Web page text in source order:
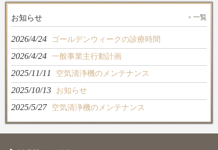
お知らせ 一覧
2026/4/24 ゴールデンウィークの診療時間
2026/4/24 一般事業主行動計画
2025/11/11 空気清浄機のメンテナンス
2025/10/13 お知らせ
2025/5/27 空気清浄機のメンテナンス